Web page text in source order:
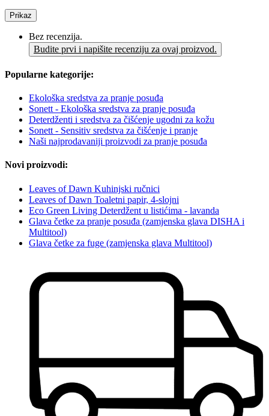
Prikaz
Bez recenzija.
Budite prvi i napišite recenziju za ovaj proizvod.
Popularne kategorije:
Ekološka sredstva za pranje posuđa
Sonett - Ekološka sredstva za pranje posuđa
Deterdženti i sredstva za čišćenje ugodni za kožu
Sonett - Sensitiv sredstva za čišćenje i pranje
Naši najprodavaniji proizvodi za pranje posuđa
Novi proizvodi:
Leaves of Dawn Kuhinjski ručnici
Leaves of Dawn Toaletni papir, 4-slojni
Eco Green Living Deterdžent u listićima - lavanda
Glava četke za pranje posuđa (zamjenska glava DISHA i
Multitool)
Glava četke za fuge (zamjenska glava Multitool)